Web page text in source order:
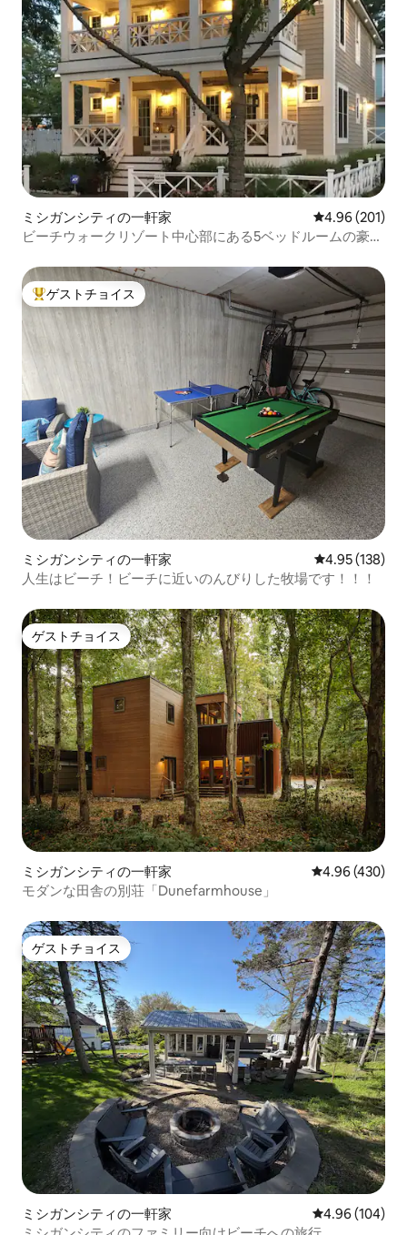
ミシガンシティの一軒家 レビュー201
4.96 (201)
ビーチウォークリゾート中心部にある5ベッドルームの豪華
大好評のゲストチョイスです。
ゲストチョイス
ミシガンシティの一軒家 レビュー138
4.95 (138)
人生はビーチ！ビーチに近いのんびりした牧場です！！！
ゲストチョイス
ゲストチョイス
ミシガンシティの一軒家 レビュー430
4.96 (430)
モダンな田舎の別荘「Dunefarmhouse」
ゲストチョイス
ゲストチョイス
ミシガンシティの一軒家 レビュー104
4.96 (104)